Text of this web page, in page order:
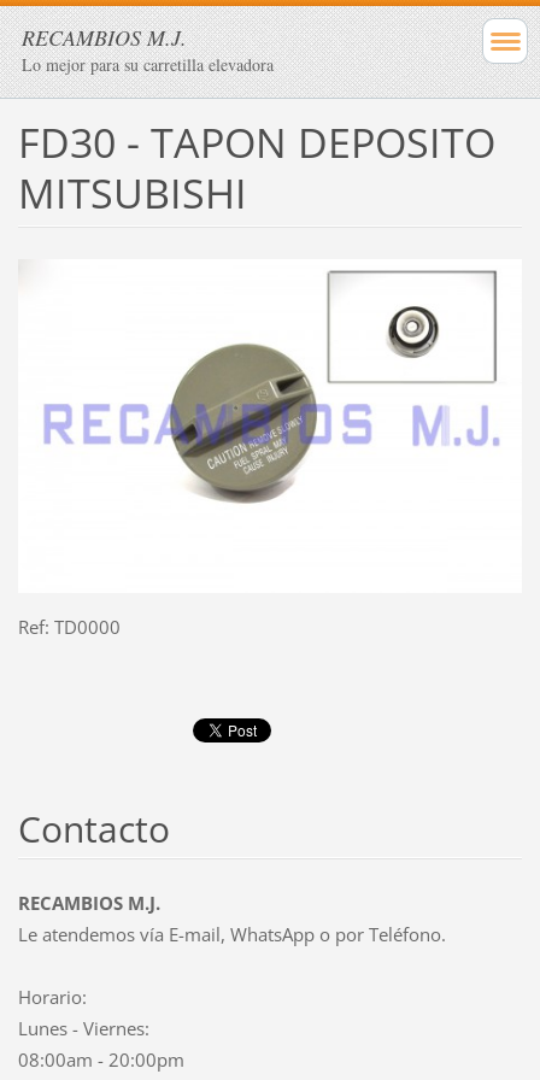
RECAMBIOS M.J.
Lo mejor para su carretilla elevadora
FD30 - TAPON DEPOSITO
MITSUBISHI
Ref: TD0000
Contacto
RECAMBIOS M.J.
Le atendemos vía E-mail, WhatsApp o por Teléfono.
Horario:
Lunes - Viernes:
08:00am - 20:00pm